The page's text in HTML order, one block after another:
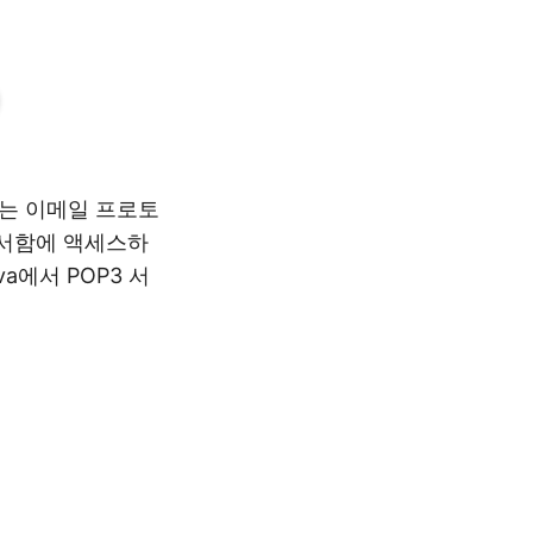
이메일 프로토
함에 액세스하
에서 POP3 서